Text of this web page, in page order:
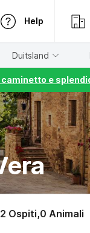
Help
Duitsland
e
2 Ospiti,0 Animali